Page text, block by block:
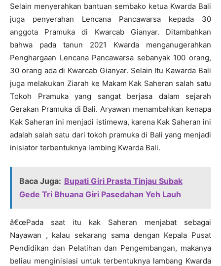
Selain menyerahkan bantuan sembako ketua Kwarda Bali
juga penyerahan Lencana Pancawarsa kepada 30
anggota Pramuka di Kwarcab Gianyar. Ditambahkan
bahwa pada tanun 2021 Kwarda menganugerahkan
Penghargaan Lencana Pancawarsa sebanyak 100 orang,
30 orang ada di Kwarcab Gianyar. Selain Itu Kawarda Bali
juga melakukan Ziarah ke Makam Kak Saheran salah satu
Tokoh Pramuka yang sangat berjasa dalam sejarah
Gerakan Pramuka di Bali. Aryawan menambahkan kenapa
Kak Saheran ini menjadi istimewa, karena Kak Saheran ini
adalah salah satu dari tokoh pramuka di Bali yang menjadi
inisiator terbentuknya lambing Kwarda Bali.
Baca Juga: Bupati Giri Prasta Tinjau Subak
Gede Tri Bhuana Giri Pasedahan Yeh Lauh
â€œPada saat itu kak Saheran menjabat sebagai
Nayawan , kalau sekarang sama dengan Kepala Pusat
Pendidikan dan Pelatihan dan Pengembangan, makanya
beliau menginisiasi untuk terbentuknya lambang Kwarda